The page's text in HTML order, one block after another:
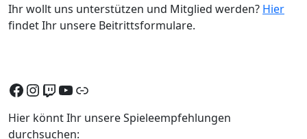
Ihr wollt uns unterstützen und Mitglied werden? Hier
findet Ihr unsere Beitrittsformulare.
Facebook
Instagram
Twitch
YouTube
Discord
Hier könnt Ihr unsere Spieleempfehlungen
durchsuchen: